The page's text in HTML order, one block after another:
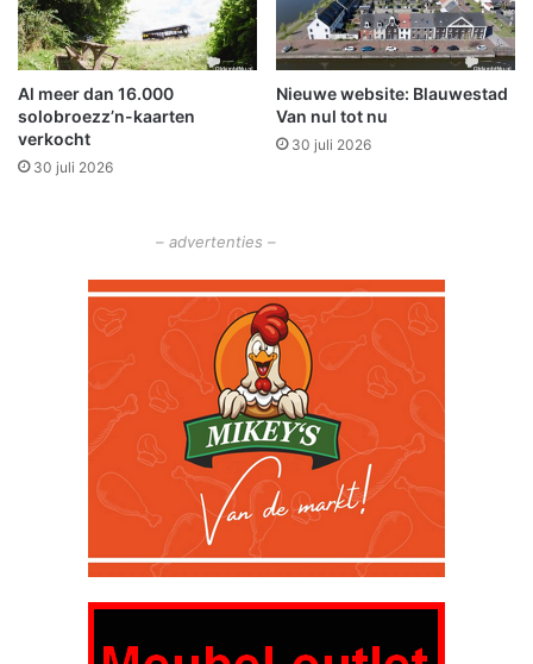
g
1
9
m
a
a
r
e
n
v
e
r
b
e
Al meer dan 16.000
solobroezz’n-kaarten
verkocht
30 juli 2026
Nieuwe website: Blauwestad
Van nul tot nu
30 juli 2026
– advertenties –